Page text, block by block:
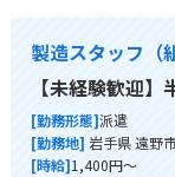
製造スタッフ（
【未経験歓迎
[勤務形態]派遣
[勤務地] 岩手県 遠野
[時給]1,400円～